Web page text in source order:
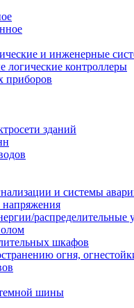
и инженерные
контроллеры
приборов
зданий
и системы
напряжения
распределительные
шкафов
огня,
шины